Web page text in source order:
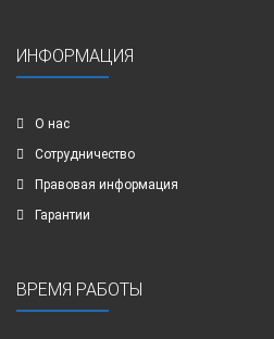
ИНФОРМАЦИЯ
О нас
Сотрудничество
Правовая информация
Гарантии
ВРЕМЯ РАБОТЫ